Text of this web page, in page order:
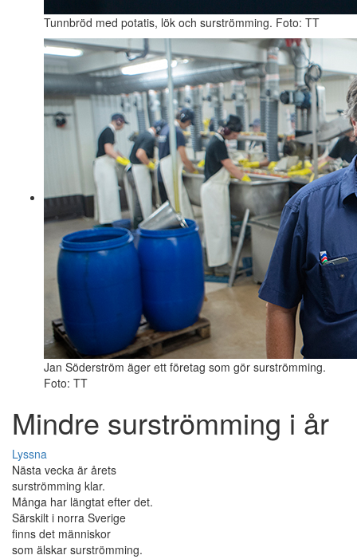
Tunnbröd med potatis, lök och surströmming. Foto: TT
Jan Söderström äger ett företag som gör surströmming.
Foto: TT
Mindre surströmming i år
Lyssna
Nästa vecka är årets
surströmming klar.
Många har längtat efter det.
Särskilt i norra Sverige
finns det människor
som älskar surströmming.